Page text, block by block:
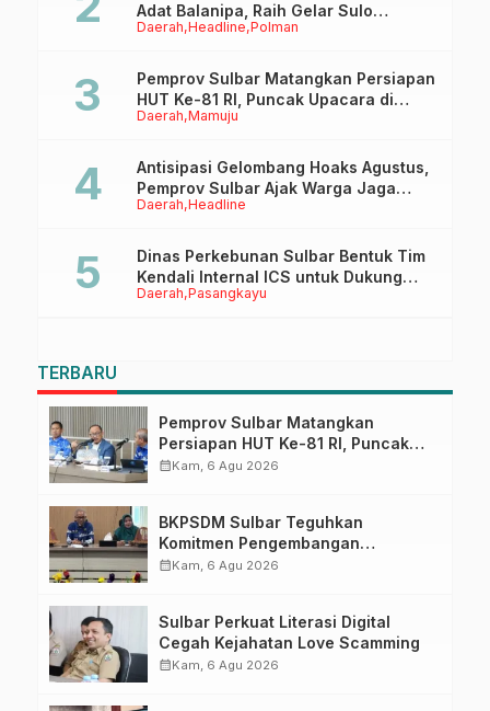
Daerah Headline Polman
Adat Balanipa, Raih Gelar Sulo
Tappidena
Daerah Mamuju
Pemprov Sulbar Matangkan Persiapan
HUT Ke-81 RI, Puncak Upacara di
Lapangan Ahmad Kirang
Daerah Headline
Antisipasi Gelombang Hoaks Agustus,
Pemprov Sulbar Ajak Warga Jaga
Ruang Digital
Daerah Pasangkayu
Dinas Perkebunan Sulbar Bentuk Tim
Kendali Internal ICS untuk Dukung
Sertifikasi ISPO Pekebun di
TERBARU
Pemprov Sulbar Matangkan
Persiapan HUT Ke-81 RI, Puncak
Upacara di Lapangan Ahmad
calendar_monthKam, 6 Agu 2026
BKPSDM Sulbar Teguhkan
Komitmen Pengembangan
Kompetensi ASN melalui
calendar_monthKam, 6 Agu 2026
Sulbar Perkuat Literasi Digital
Cegah Kejahatan Love Scamming
calendar_monthKam, 6 Agu 2026